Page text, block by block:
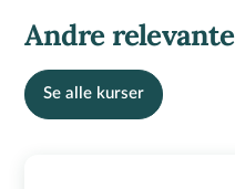
Andre
Se alle kurser